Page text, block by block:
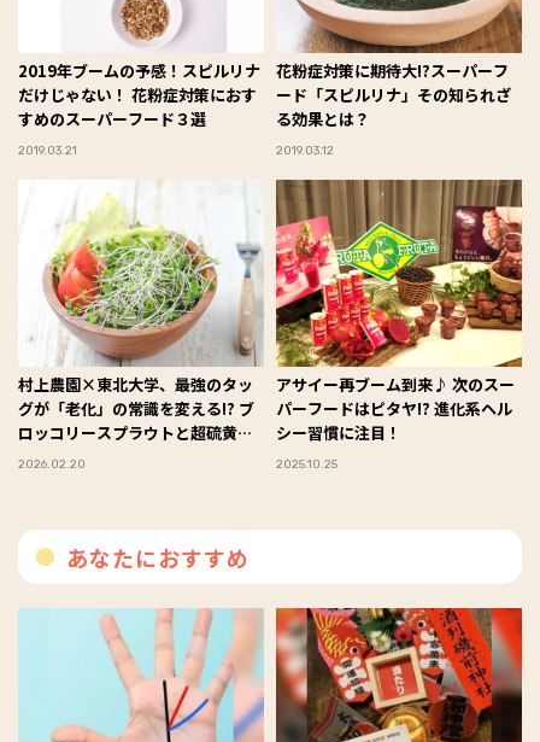
2019年ブームの予感！スピルリナ
だけじゃない！ 花粉症対策におす
すめのスーパーフード３選
2019.03.21
花粉症対策に期待大!?スーパーフ
ード「スピルリナ」その知られざ
る効果とは？
2019.03.12
村上農園×東北大学、最強のタッ
グが「老化」の常識を変える!? ブ
ロッコリースプラウトと超硫黄分
子の研究最前線！
2026.02.20
アサイー再ブーム到来♪ 次のスー
パーフードはピタヤ!? 進化系ヘル
シー習慣に注目！
2025.10.25
あなたにおすすめ